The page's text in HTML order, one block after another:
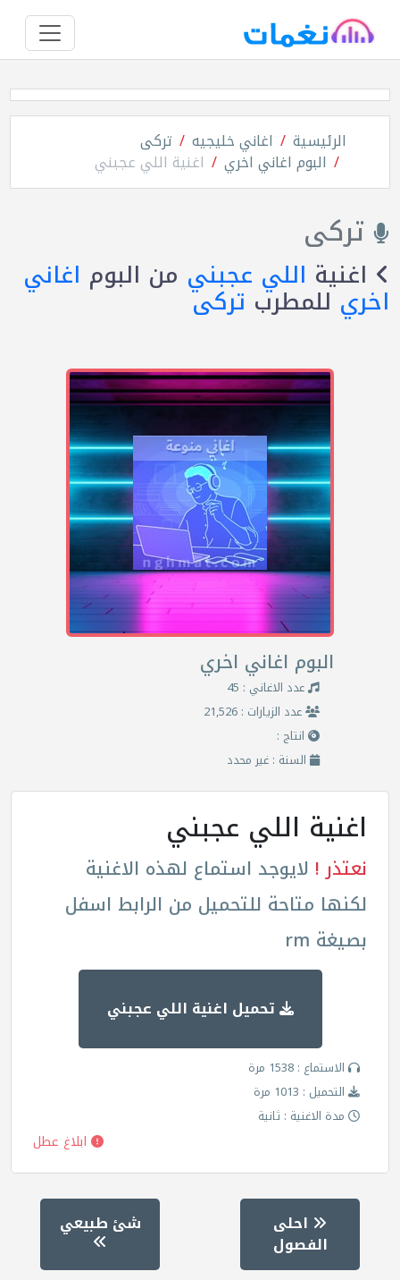
الرئيسية اغاني خليجيه تركى
البوم اغاني اخري اغنية اللي عجبني
تركى
اغنية اللي عجبني من البوم اغاني
اخري للمطرب تركى
البوم اغاني اخري
عدد الاغاني : 45
عدد الزيارات : 21,526
انتاج :
السنة : غير محدد
اغنية اللي عجبني
نعتذر ! لايوجد استماع لهذه الاغنية
لكنها متاحة للتحميل من الرابط اسفل
بصيغة rm
تحميل اغنية اللي عجبني
الاستماع : 1538 مرة
التحميل : 1013 مرة
مدة الاغنية : ثانية
ابلاغ عطل
احلى
الفصول
شئ طبيعي